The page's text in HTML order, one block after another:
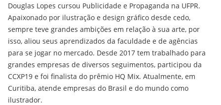
Douglas Lopes cursou Publicidade e Propaganda na UFPR.
Apaixonado por ilustração e design gráfico desde cedo,
sempre teve grandes ambições em relação à sua arte, por
isso, aliou seus aprendizados da faculdade e de agências
para se jogar no mercado. Desde 2017 tem trabalhado para
grandes empresas de diversos seguimentos, participou da
CCXP19 e foi finalista do prêmio HQ Mix. Atualmente, em
Curitiba, atende empresas do Brasil e do mundo como
ilustrador.